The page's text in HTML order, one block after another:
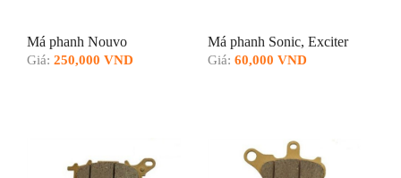
Má phanh Nouvo
Giá: 250,000 VND
Má phanh Sonic, Exciter
Giá: 60,000 VND